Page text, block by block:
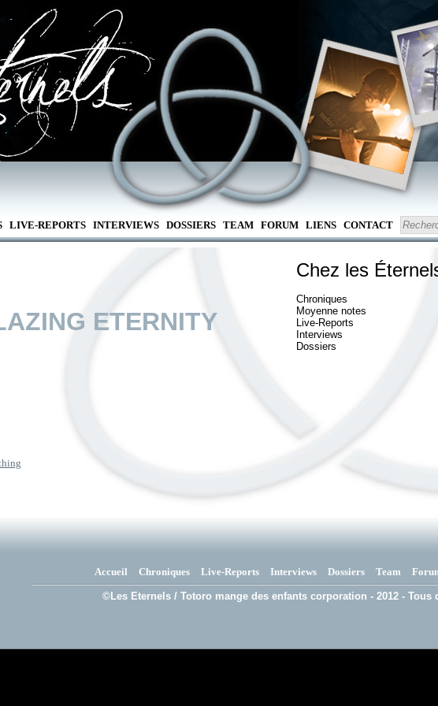
LIVE-REPORTS INTERVIEWS DOSSIERS TEAM FORUM LIENS CONTACT
ETERNITY
Chez les
Chroniques
Moyenne notes
Live-Reports
Interviews
Dossiers
Accueil Chroniques Live-Reports Interviews Dossiers Team
©Les Eternels / Totoro mange des enfants corporation - 2012 - Tous